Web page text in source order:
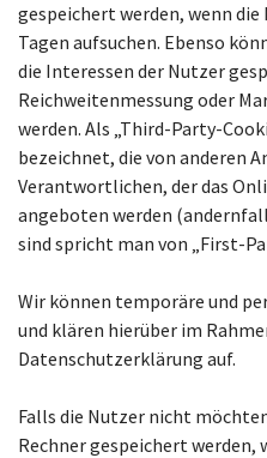
gespeichert werden, wenn
Tagen aufsuchen. Ebenso
die Interessen der Nutzer
Reichweitenmessung oder
werden. Als „Third-Party-
bezeichnet, die von anderen
Verantwortlichen, der das
angeboten werden
sind spricht man von „First-
Wir können temporäre und
und klären hierüber im
Datenschutzerklärung auf.
Falls die Nutzer nicht
Rechner gespeichert werden,